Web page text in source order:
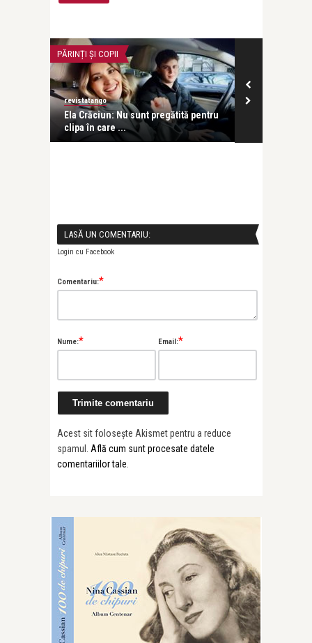
PĂRINȚI ȘI COPII
revistatango
Ela Crăciun: Nu sunt pregătită pentru
clipa în care ...
LASĂ UN COMENTARIU:
Login cu Facebook
Comentariu:*
Nume:* Email:*
Acest sit folosește Akismet pentru a reduce
spamul. Află cum sunt procesate datele
comentariilor tale